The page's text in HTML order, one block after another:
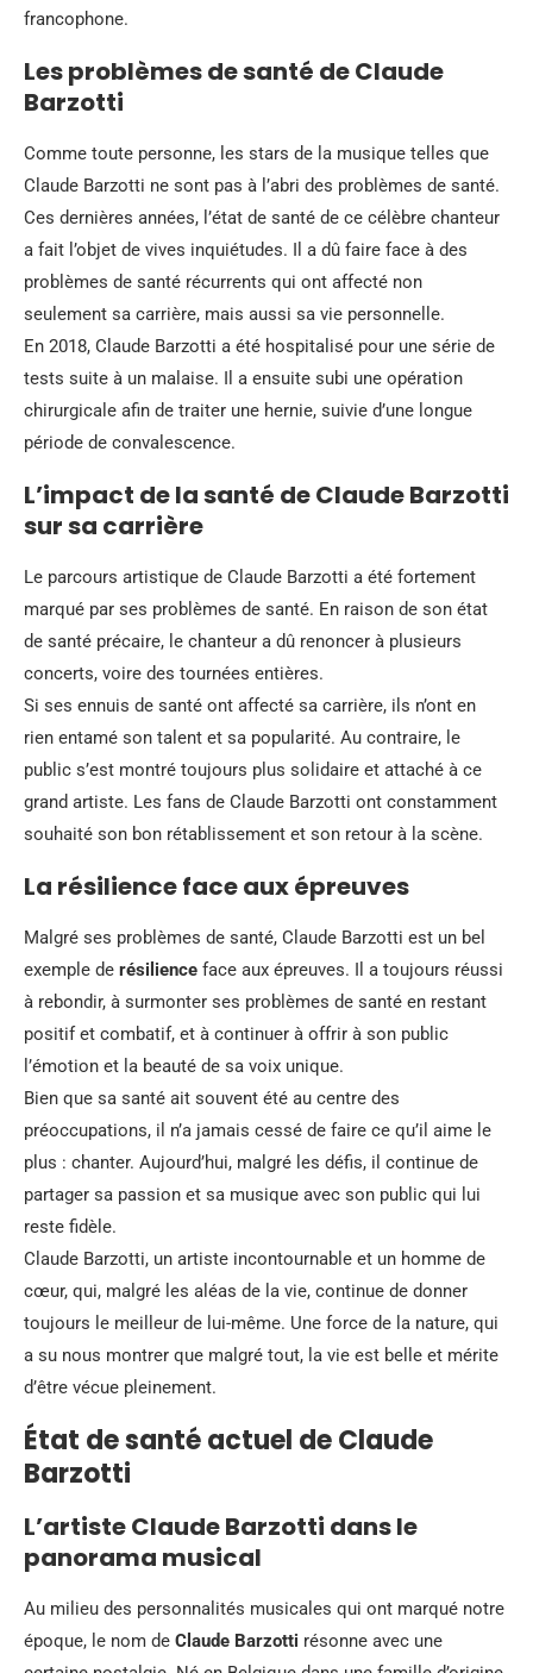
francophone.
Les problèmes de santé de Claude
Barzotti
Comme toute personne, les stars de la musique telles que
Claude Barzotti ne sont pas à l’abri des problèmes de santé.
Ces dernières années, l’état de santé de ce célèbre chanteur
a fait l’objet de vives inquiétudes. Il a dû faire face à des
problèmes de santé récurrents qui ont affecté non
seulement sa carrière, mais aussi sa vie personnelle.
En 2018, Claude Barzotti a été hospitalisé pour une série de
tests suite à un malaise. Il a ensuite subi une opération
chirurgicale afin de traiter une hernie, suivie d’une longue
période de convalescence.
L’impact de la santé de Claude Barzotti
sur sa carrière
Le parcours artistique de Claude Barzotti a été fortement
marqué par ses problèmes de santé. En raison de son état
de santé précaire, le chanteur a dû renoncer à plusieurs
concerts, voire des tournées entières.
Si ses ennuis de santé ont affecté sa carrière, ils n’ont en
rien entamé son talent et sa popularité. Au contraire, le
public s’est montré toujours plus solidaire et attaché à ce
grand artiste. Les fans de Claude Barzotti ont constamment
souhaité son bon rétablissement et son retour à la scène.
La résilience face aux épreuves
Malgré ses problèmes de santé, Claude Barzotti est un bel
exemple de résilience face aux épreuves. Il a toujours réussi
à rebondir, à surmonter ses problèmes de santé en restant
positif et combatif, et à continuer à offrir à son public
l’émotion et la beauté de sa voix unique.
Bien que sa santé ait souvent été au centre des
préoccupations, il n’a jamais cessé de faire ce qu’il aime le
plus : chanter. Aujourd’hui, malgré les défis, il continue de
partager sa passion et sa musique avec son public qui lui
reste fidèle.
Claude Barzotti, un artiste incontournable et un homme de
cœur, qui, malgré les aléas de la vie, continue de donner
toujours le meilleur de lui-même. Une force de la nature, qui
a su nous montrer que malgré tout, la vie est belle et mérite
d’être vécue pleinement.
État de santé actuel de Claude
Barzotti
L’artiste Claude Barzotti dans le
panorama musical
Au milieu des personnalités musicales qui ont marqué notre
époque, le nom de Claude Barzotti résonne avec une